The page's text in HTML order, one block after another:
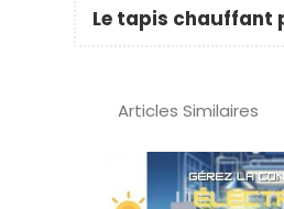
Le tapis chauffant
Articles Similaires